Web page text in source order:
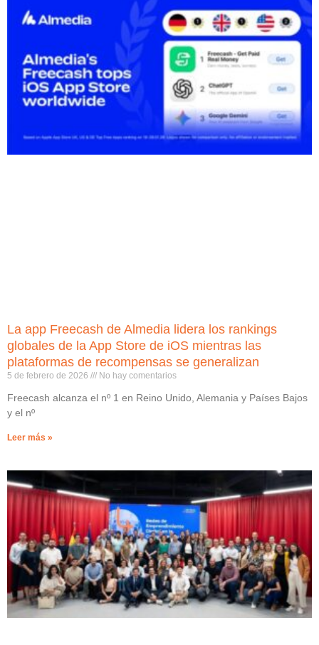
La app Freecash de Almedia lidera los rankings
globales de la App Store de iOS mientras las
plataformas de recompensas se generalizan
5 de febrero de 2026 No hay comentarios
Freecash alcanza el nº 1 en Reino Unido, Alemania y Países Bajos
y el nº
Leer más »